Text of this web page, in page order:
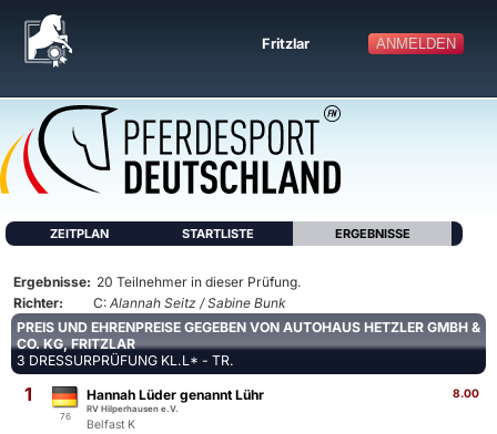
ANMELDEN
Fritzlar
ZEITPLAN STARTLISTE ERGEBNISSE
Ergebnisse: 20 Teilnehmer in dieser Prüfung.
Richter:
C: Alannah Seitz / Sabine Bunk
PREIS UND EHRENPREISE GEGEBEN VON AUTOHAUS HETZLER GMBH &
CO. KG, FRITZLAR
3 DRESSURPRÜFUNG KL.L* - TR.
1
76
8.00
Hannah Lüder genannt Lühr
RV Hilperhausen e.V.
Belfast K